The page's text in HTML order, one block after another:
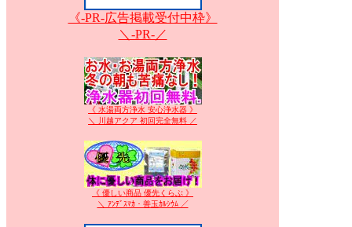
《-PR-広告掲載受付中枠》
＼-PR-／
《 水湯両方浄水 安心浄水器 》
＼ 川越アクア 初回完全無料 ／
《 優しい商品 優先くらぶ 》
＼ ｱﾝﾃﾞｽﾏｶ・善玉ｶﾙｼｳﾑ ／